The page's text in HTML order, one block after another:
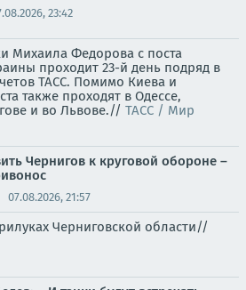
23:42
Михаила Федорова с поста
проходит 23-й день подряд в
ТАСС. Помимо Киева и
также проходят в Одессе,
и во Львове.// ТАСС / Мир
Чернигов к круговой обороне –
07.08.2026, 21:57
Черниговской области//